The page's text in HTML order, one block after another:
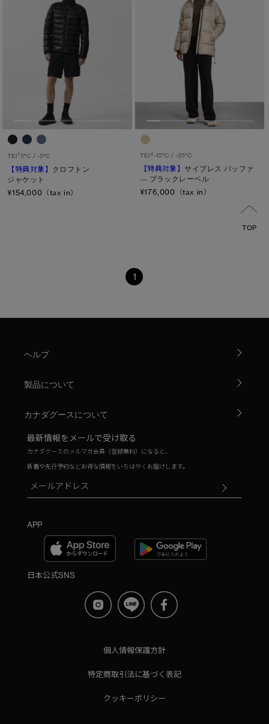
TEI1 5°C / -5°C
【特典対象】 クロフトン
ジャケット
¥154,000（tax in）
TEI4-15°C / -25°C
【特典対象】サイプレス パッファ
― ブラックレーベル
¥176,000（tax in）
TOP
1
ヘルプ
製品について
カナダグースについて
最新情報をメールで受け取る
カナダグースのメルマガ会員（登録無料）になると、
新着や先行予約などお得な情報をいちはやくお届けします。
APP
日本公式SNS
個人情報保護方針
特定商取引法に基づく表記
クッキーポリシー